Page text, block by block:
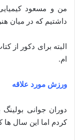
من و مسعود
داشتیم که در میان
البته برای دکور از
ام.
ورزش مورد علاقه
دوران جوانی
کردم اما این سال